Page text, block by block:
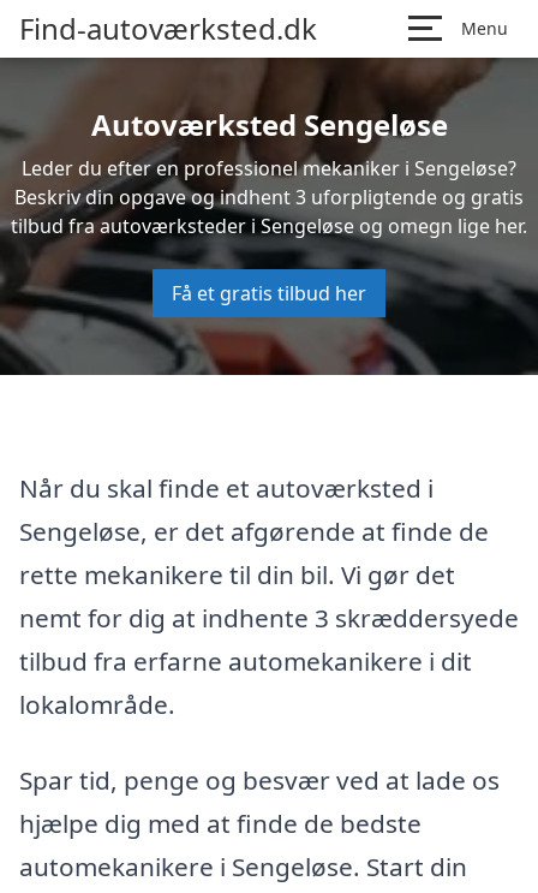
Find-autoværksted.dk Menu
Autoværksted Sengeløse
Leder du efter en professionel mekaniker i Sengeløse?
Beskriv din opgave og indhent 3 uforpligtende og gratis
tilbud fra autoværksteder i Sengeløse og omegn lige her.
Få et gratis tilbud her
Når du skal finde et autoværksted i
Sengeløse, er det afgørende at finde de
rette mekanikere til din bil. Vi gør det
nemt for dig at indhente 3 skræddersyede
tilbud fra erfarne automekanikere i dit
lokalområde.
Spar tid, penge og besvær ved at lade os
hjælpe dig med at finde de bedste
automekanikere i Sengeløse. Start din